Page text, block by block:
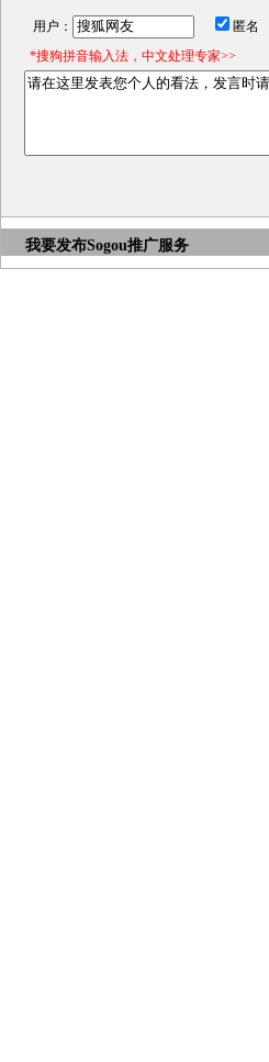
用户： 匿名
*搜狗拼音输入法，中文处理专家>>
我要发布Sogou推广服务